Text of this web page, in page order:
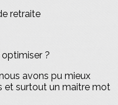
retraite
?
avons pu mieux
et surtout un maitre mot